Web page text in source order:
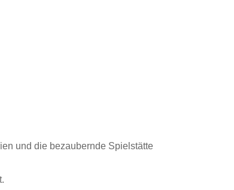
und die bezaubernde Spielstätte